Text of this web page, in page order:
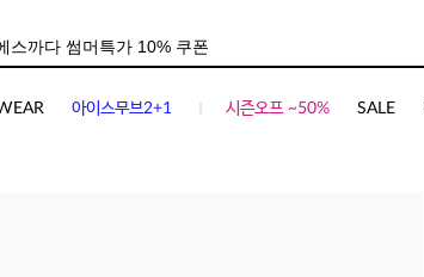
아이스무브2+1 시즌오프 ~50% SALE
사이즈